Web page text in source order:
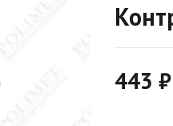
443 ₽